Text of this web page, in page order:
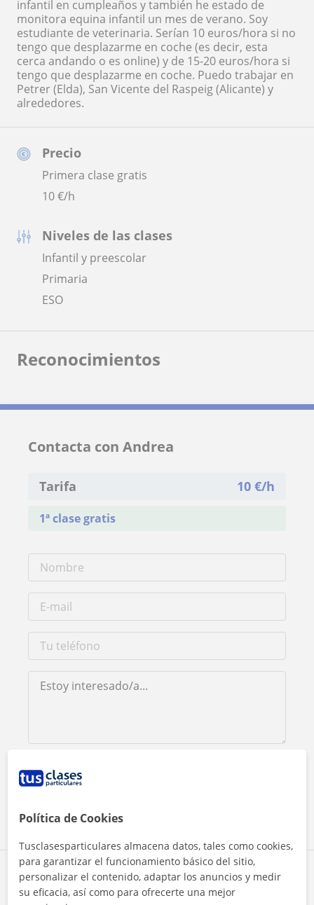
Comparte a este profesor
Precio
Primera clase gratis
10€/h
Niveles de las clases
Infantil y preescolar
Primaria
ESO
infantil en cumpleaños y también he estado de
monitora equina infantil un mes de verano. Soy
estudiante de veterinaria. Serían 10 euros/hora si no
tengo que desplazarme en coche (es decir, esta
cerca andando o es online) y de 15-20 euros/hora si
tengo que desplazarme en coche. Puedo trabajar en
Petrer (Elda), San Vicente del Raspeig (Alicante) y
alrededores.
Reconocimientos
Contacta con Andrea
Tarifa 10 €/h
1ª clase gratis
Política de Cookies
Tusclasesparticulares almacena datos, tales como cookies,
para garantizar el funcionamiento básico del sitio,
personalizar el contenido, adaptar los anuncios y medir
su eficacia, así como para ofrecerte una mejor